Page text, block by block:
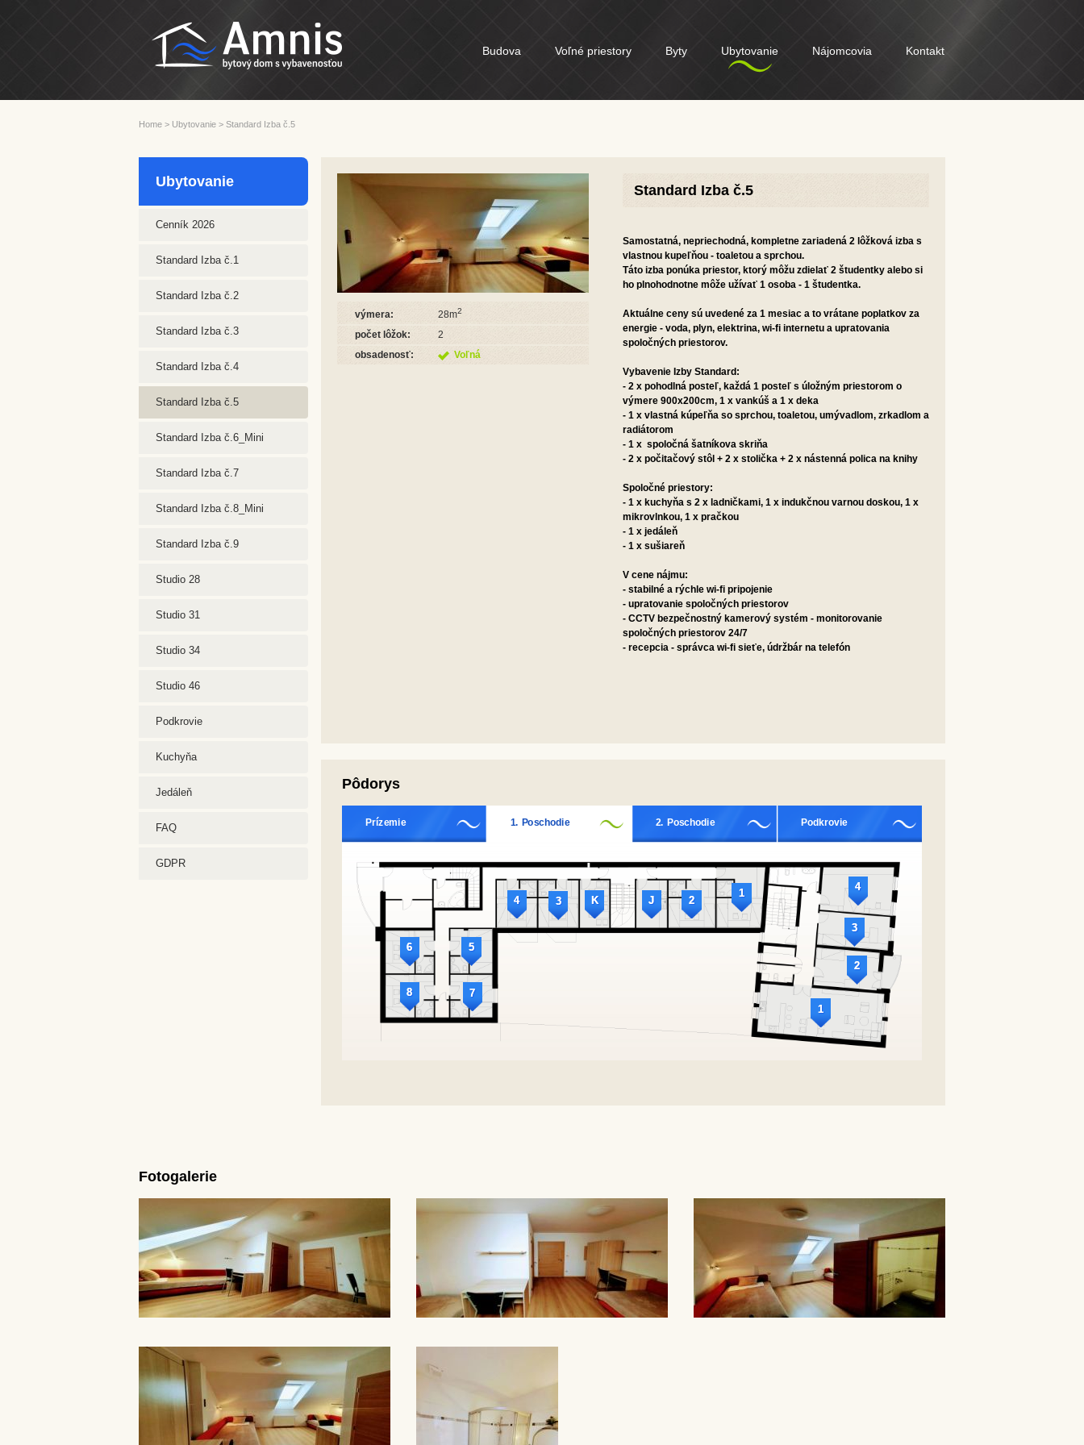
Budova Voľné priestory Byty Ubytovanie Nájomcovia Kontakt
Home > Ubytovanie > Standard Izba č.5
Ubytovanie
Cenník 2026
Standard Izba č.1
Standard Izba č.2
Standard Izba č.3
Standard Izba č.4
Standard Izba č.5
Standard Izba č.6_Mini
Standard Izba č.7
Standard Izba č.8_Mini
Standard Izba č.9
Studio 28
Studio 31
Studio 34
Studio 46
Podkrovie
Kuchyňa
Jedáleň
FAQ
GDPR
výmera: 28m2
počet lôžok:
2
obsadenosť:
Voľná
Standard Izba č.5
Samostatná, nepriechodná, kompletne zariadená 2 lôžková izba s
vlastnou kupeľňou - toaletou a sprchou.
Táto izba ponúka priestor, ktorý môžu zdielať 2 študentky alebo si
ho plnohodnotne môže užívať 1 osoba - 1 študentka.
Aktuálne ceny sú uvedené za 1 mesiac a to vrátane poplatkov za
energie - voda, plyn, elektrina, wi-fi internetu a upratovania
spoločných priestorov.
Vybavenie Izby Standard:
- 2 x pohodlná posteľ, každá 1 posteľ s úložným priestorom o
výmere 900x200cm, 1 x vankúš a 1 x deka
- 1 x vlastná kúpeľňa so sprchou, toaletou, umývadlom, zrkadlom a
radiátorom
- 1 x spoločná šatníkova skriňa
- 2 x počitačový stôl + 2 x stolička + 2 x nástenná polica na knihy
Spoločné priestory:
- 1 x kuchyňa s 2 x ladničkami, 1 x indukčnou varnou doskou, 1 x
mikrovlnkou, 1 x pračkou
- 1 x jedáleň
- 1 x sušiareň
V cene nájmu:
- stabilné a rýchle wi-fi pripojenie
- upratovanie spoločných priestorov
- CCTV bezpečnostný kamerový systém - monitorovanie
spoločných priestorov 24/7
- recepcia - správca wi-fi sieťe, údržbár na telefón
Pôdorys
Fotogalerie